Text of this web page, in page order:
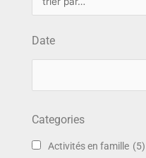
Date
Categories
Activités en famille (5)